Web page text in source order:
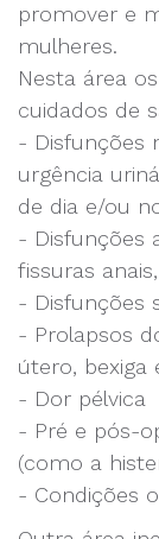
promover e
mulheres.
Nesta área
cuidados de
- Disfunções
urgência
de dia e/ou
- Disfunções
fissuras
- Disfunções
- Prolapsos
útero, bexiga
- Dor pélvica
- Pré e pós-
(como a
- Condições